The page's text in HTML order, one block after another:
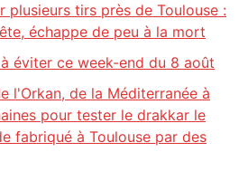
plusieurs tirs près de Toulouse :
échappe de peu à la mort
éviter ce week-end du 8 août
l'Orkan, de la Méditerranée à
pour tester le drakkar le
fabriqué à Toulouse par des